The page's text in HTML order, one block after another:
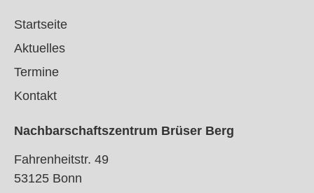
Startseite
Aktuelles
Termine
Kontakt
Nachbarschaftszentrum Brüser Berg
Fahrenheitstr. 49
53125 Bonn